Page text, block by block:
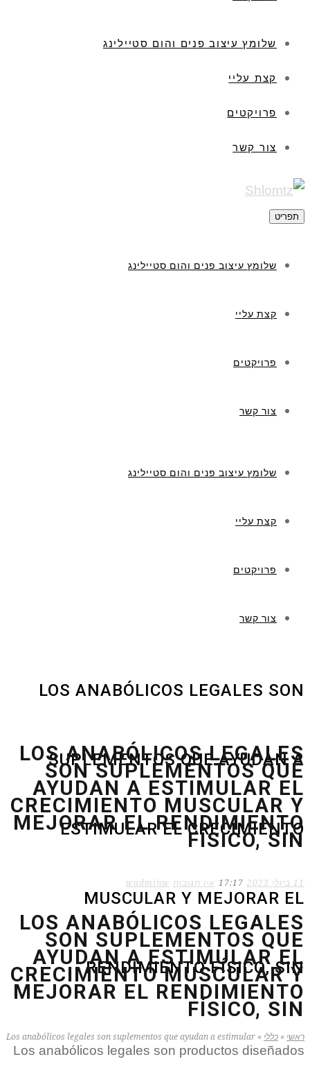
שלומץ עיצוב פנים והום סטיילינג
קצת עליי
פרויקטים
צור קשר
תפריט
שלומץ עיצוב פנים והום סטיילינג
קצת עליי
פרויקטים
צור קשר
שלומץ עיצוב פנים והום סטיילינג
קצת עליי
פרויקטים
צור קשר
LOS ANABÓLICOS LEGALES SON
SUPLEMENTOS QUE AYUDAN A
ESTIMULAR EL CRECIMIENTO
MUSCULAR Y MEJORAR EL
RENDIMIENTO FÍSICO, SIN
ראשי » כללי »
Los anabólicos legales son suplementos que ayudan a estimular
LOS ANABÓLICOS LEGALES
SON SUPLEMENTOS QUE
AYUDAN A ESTIMULAR EL
CRECIMIENTO MUSCULAR Y
MEJORAR EL RENDIMIENTO
FÍSICO, SIN
11 ביולי 2023 17:17 אין תגובות wadminw
LOS ANABÓLICOS LEGALES
SON SUPLEMENTOS QUE
AYUDAN A ESTIMULAR EL
CRECIMIENTO MUSCULAR Y
MEJORAR EL RENDIMIENTO
FÍSICO, SIN
Los anabólicos legales son productos diseñados